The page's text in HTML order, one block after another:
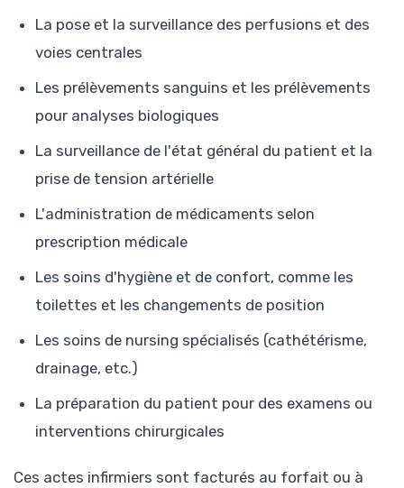
La pose et la surveillance des perfusions et des
voies centrales
Les prélèvements sanguins et les prélèvements
pour analyses biologiques
La surveillance de l'état général du patient et la
prise de tension artérielle
L'administration de médicaments selon
prescription médicale
Les soins d'hygiène et de confort, comme les
toilettes et les changements de position
Les soins de nursing spécialisés (cathétérisme,
drainage, etc.)
La préparation du patient pour des examens ou
interventions chirurgicales
Ces actes infirmiers sont facturés au forfait ou à